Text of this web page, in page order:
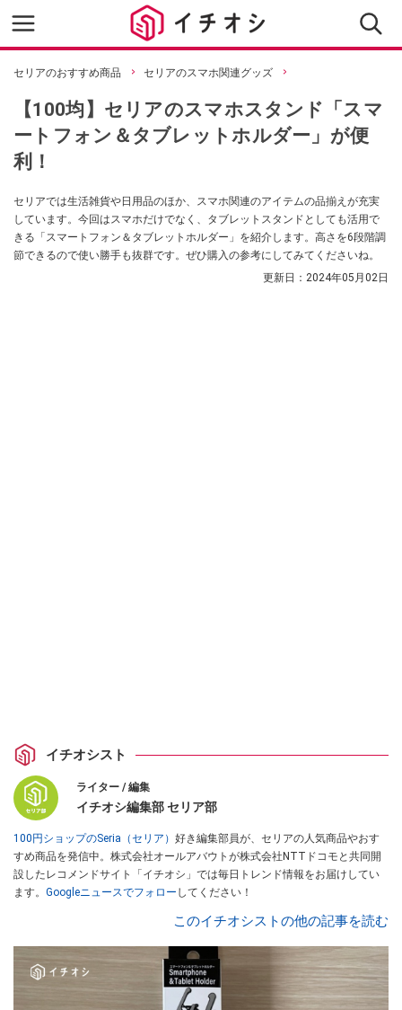
セリアのおすすめ商品 セリアのスマホ関連グッズ
【100均】セリアのスマホスタンド「スマ
ートフォン＆タブレットホルダー」が便
利！
セリアでは生活雑貨や日用品のほか、スマホ関連のアイテムの品揃えが充実
しています。今回はスマホだけでなく、タブレットスタンドとしても活用で
きる「スマートフォン＆タブレットホルダー」を紹介します。高さを6段階調
節できるので使い勝手も抜群です。ぜひ購入の参考にしてみてくださいね。
更新日： 2024年05月02日
イチオシスト
ライター / 編集
イチオシ編集部 セリア部
100円ショップのSeria（セリア） 好き編集部員が、セリアの人気商品やおす
すめ商品を発信中。株式会社オールアバウトが株式会社NTTドコモと共同開
設したレコメンドサイト「イチオシ」では毎日トレンド情報をお届けしてい
ます。 Googleニュースでフォロー してください！
このイチオシストの他の記事を読む